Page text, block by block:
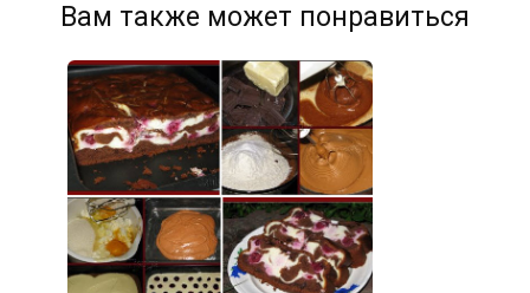
Вам также может понравиться